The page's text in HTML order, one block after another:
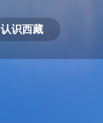
认识西藏